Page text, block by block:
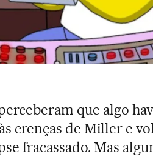
que algo
crenças de Miller e
fracassado. Mas